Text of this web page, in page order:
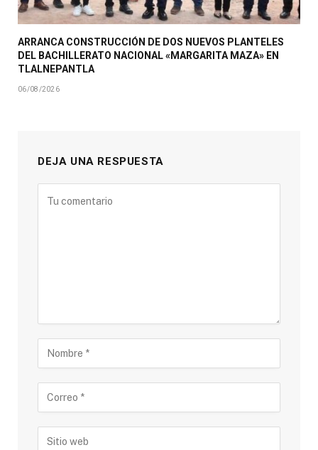
ARRANCA CONSTRUCCIÓN DE DOS NUEVOS PLANTELES
DEL BACHILLERATO NACIONAL «MARGARITA MAZA» EN
TLALNEPANTLA
06/08/2026
DEJA UNA RESPUESTA